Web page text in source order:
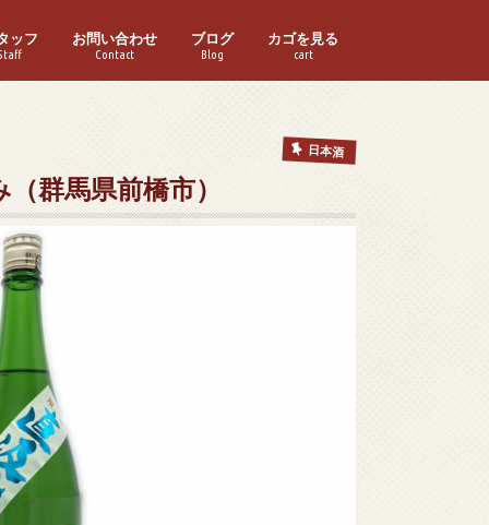
ッフ お問い合わせ
Contact
ブログ
Blog
カゴを見る
cart
日本酒
馬県前橋市）